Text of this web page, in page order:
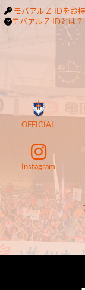
モバアルＺ IDをお
モバアルＺ IDとは？
OFFICIAL
Instagram